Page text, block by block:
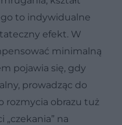
to indywidualne
efekt. W
minimalną
pojawia się, gdy
prowadząc do
rozmycia obrazu tuż
na